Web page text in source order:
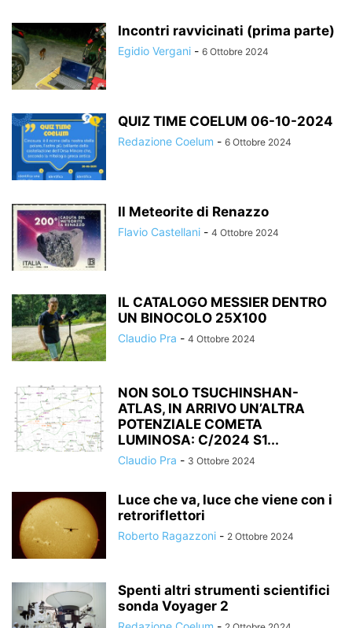
Incontri ravvicinati (prima parte)
Egidio Vergani - 6 Ottobre 2024
QUIZ TIME COELUM 06-10-2024
Redazione Coelum - 6 Ottobre 2024
Il Meteorite di Renazzo
Flavio Castellani - 4 Ottobre 2024
IL CATALOGO MESSIER DENTRO
UN BINOCOLO 25X100
Claudio Pra - 4 Ottobre 2024
NON SOLO TSUCHINSHAN-
ATLAS, IN ARRIVO UN’ALTRA
POTENZIALE COMETA
LUMINOSA: C/2024 S1...
Claudio Pra - 3 Ottobre 2024
Luce che va, luce che viene con i
retroriflettori
Roberto Ragazzoni - 2 Ottobre 2024
Spenti altri strumenti scientifici
sonda Voyager 2